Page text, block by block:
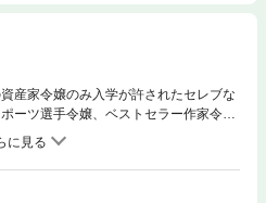
産家令嬢のみ入学が許されたセレブな
ーツ選手令嬢、ベストセラー作家令
子役スター……出てくる児童はセレブ
イソサエティ日常４コマ、大団円！